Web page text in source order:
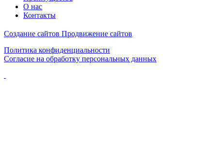
О нас
Контакты
Создание сайтов Продвижение сайтов
Политика конфиденциальности
Согласие на обработку персональных данных